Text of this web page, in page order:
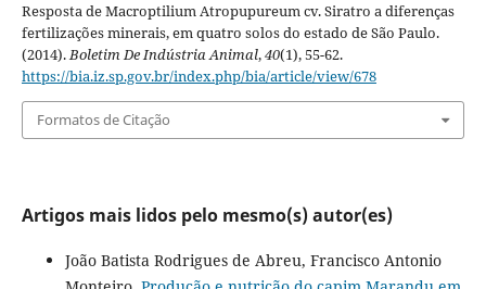
Resposta de Macroptilium Atropupureum cv. Siratro a diferenças
fertilizações minerais, em quatro solos do estado de São Paulo.
(2014).Boletim De Indústria Animal,40(1), 55-62.
https://bia.iz.sp.gov.br/index.php/bia/article/view/678
Formatos de Citação
Artigos mais lidos pelo mesmo(s) autor(es)
João Batista Rodrigues de Abreu, Francisco Antonio